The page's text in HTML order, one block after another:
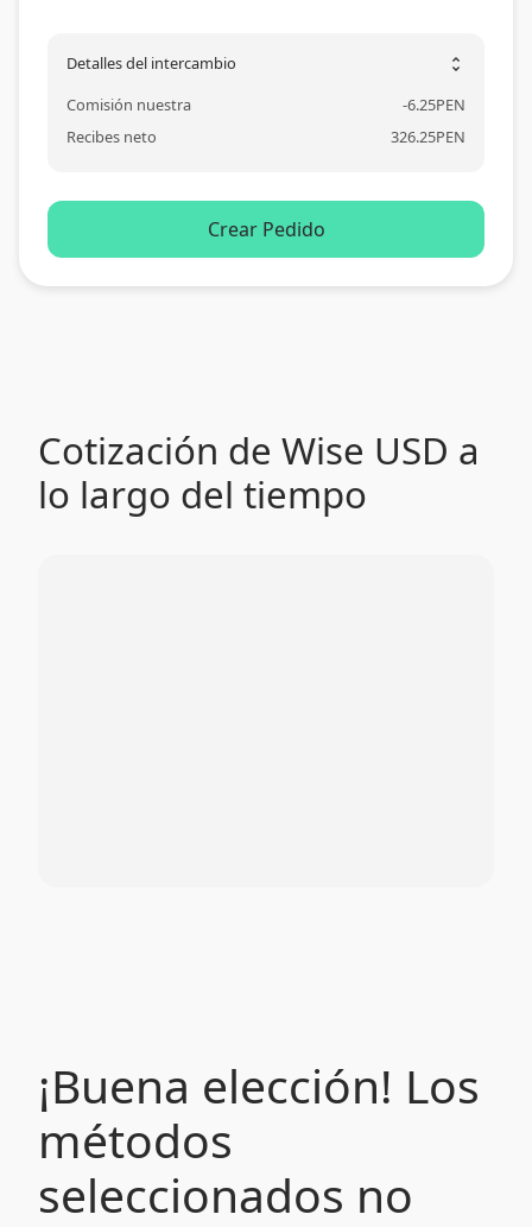
Detalles del intercambio unfold_more
Comisión nuestra -6.25PEN
Recibes neto
326.25PEN
Crear Pedido
Cotización de Wise USD a
lo largo del tiempo
¡Buena elección! Los
métodos
seleccionados no